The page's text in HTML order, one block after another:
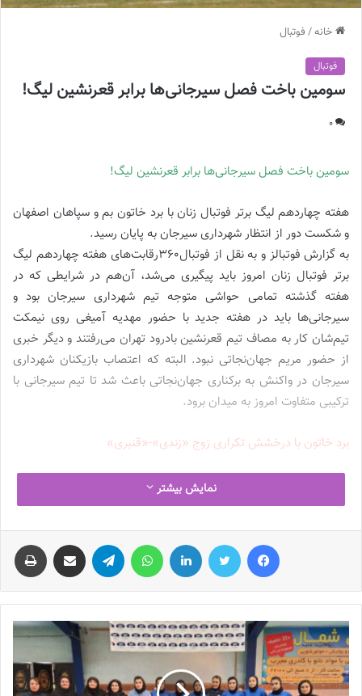
خانه/ فوتبال
فوتبال
سومین باخت فصل سیرجانی‌ها برابر قعرنشین لیگ!
0
سومین باخت فصل سیرجانی‌ها برابر قعرنشین لیگ!
هفته چهاردهم لیگ برتر فوتبال زنان با برد خاتون بم و سپاهان اصفهان
و شکست دور از انتظار شهرداری سیرجان به پایان رسید.
به گزارش فوتبالز و به نقل از فوتبال360رقابت‌های هفته چهاردهم لیگ
برتر فوتبال زنان امروز باید پیگیری می‌شد، آن‌هم در شرایطی که در
هفته گذشته تمامی حواشی متوجه تیم شهرداری سیرجان بود و
سیرجانی‌ها باید در هفته جدید با حضور مهدیه آمیغی روی نیمکت
تیم‌شان کار به مصاف تیم قعرنشین بادرود تهران می‌رفتند و دیگر خبری
از حضور مریم جهان‌نجاتی نبود. البته که اعتصاب بازیکنان شهرداری
سیرجان در واکنش به برکناری جهان‌نجاتی باعث شد تا تیم سیرجانی با
ترکیبی متفاوت امروز به میدان برود.
برد خاتون با درخشش تکراری زوج «زندی»-«قنبری»
شاگردان مرضیه جعفری برای کسب سیزدهمین برد خود در فصل جاری
لیگ برتر فوتبال زنان، باید امروز در سنندج به مصاف تیم زارع باتری
می‌رفتند. بمی‌ها به مانند دیدارهای قبلی، تیم برتر میدان مسابقه بودند
اما در نیمه نخست تلاش بازیکنان خاتون برای رسیدن به گل برتری بی‌ثمر
بود و آن‌ها نتوانستند از موقعیت‌های خود استفاده کنند و به گل برتری
برسند.
نگین زندی در آغاز نیمه دوم قفل دروازه زارع باتری را شکست و توانست
با گلزنی خود، تیمش را در بیرون از خانه پیش بیندازد. در ادامه بازی،
بازیکنان خاتون برای رسیدن به گل‌های بیشتر تلاش کردند که در واپسین
نمایش بیشتر